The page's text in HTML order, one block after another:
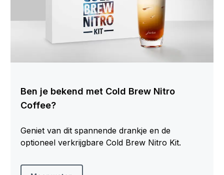
Ben je bekend met Cold Brew Nitro
Coffee?
Geniet van dit spannende drankje en de
optioneel verkrijgbare Cold Brew Nitro Kit.